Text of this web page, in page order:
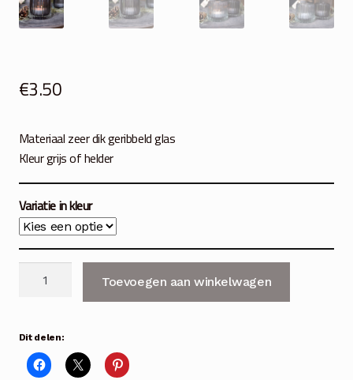
€3.50
Materiaal zeer dik geribbeld glas
Kleur grijs of helder
Variatie in kleur
grijs
helder
Toevoegen aan winkelwagen
Dit delen: